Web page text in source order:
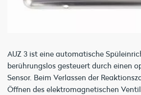
AUZ 3 ist eine automatische
berührungslos gesteuert durch einen
Sensor. Beim Verlassen der
Öffnen des elektromagnetischen